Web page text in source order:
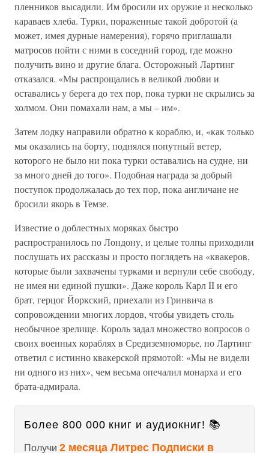
пленников высадили. Им бросили их оружие и несколько
караваев хлеба. Турки, пораженные такой добротой (а
может, имея дурные намерения), горячо приглашали
матросов пойти с ними в соседний город, где можно
получить вино и другие блага. Осторожный Лартинг
отказался. «Мы распрощались в великой любви и
оставались у берега до тех пор, пока турки не скрылись за
холмом. Они помахали нам, а мы – им».
Затем лодку направили обратно к кораблю, и, «как только
мы оказались на борту, поднялся попутный ветер,
которого не было ни пока турки оставались на судне, ни
за много дней до того». Подобная награда за добрый
поступок продолжалась до тех пор, пока англичане не
бросили якорь в Темзе.
Известие о доблестных моряках быстро
распространилось по Лондону, и целые толпы приходили
послушать их рассказы и просто поглядеть на «квакеров,
которые были захвачены турками и вернули себе свободу,
не имея ни единой пушки». Даже король Карл II и его
брат, герцог Йоркский, приехали из Гринвича в
сопровождении многих лордов, чтобы увидеть столь
необычное зрелище. Король задал множество вопросов о
своих военных кораблях в Средиземноморье, но Лартинг
ответил с истинно квакерской прямотой: «Мы не видели
ни одного из них», чем весьма опечалил монарха и его
брата-адмирала.
Более 800 000 книг и аудиокниг! 📚
Получи 2 месяца Литрес Подписки в